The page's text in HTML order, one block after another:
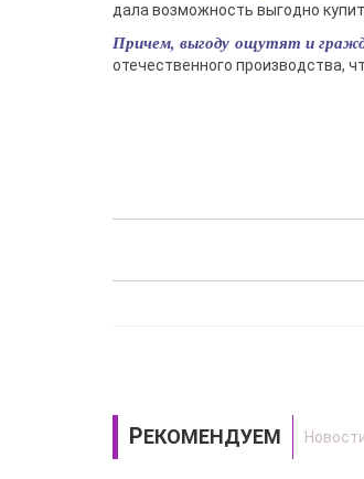
дала возможность выгодно
Причем, выгоду ощутят и
отечественного производства,
РЕКОМЕНДУЕМ